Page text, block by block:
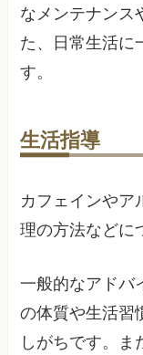
なメンテナンス
た、日常生活に
す。
生活指導
カフェインやア
理の方法などに
一般的なアドバ
の体質や生活習
しがちです。ま